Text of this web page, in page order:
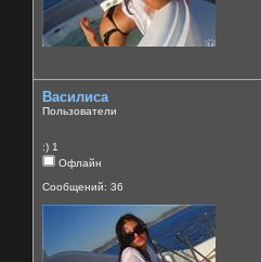
Василиса
Пользователи
:) 1
Офлайн
Сообщений: 36